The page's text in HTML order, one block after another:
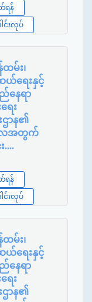
ရန်
င်းလုပ်
မ်း၊
ရေးနှင့်
နေရာ
ေး
ဌာန၏
လအတွက်
By
ရန်
င်းလုပ်
မ်း၊
ရေးနှင့်
နေရာ
ေး
ဌာန၏